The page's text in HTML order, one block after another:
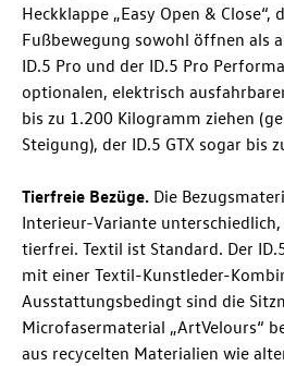
Heckklappe „Easy Open & Close“,
Fußbewegung sowohl öffnen als
ID.5 Pro und der ID.5 Pro
optionalen, elektrisch
bis zu 1.200 Kilogramm ziehen
Steigung), der ID.5 GTX sogar bis
Tierfreie Bezüge. Die
Interieur-Variante
tierfrei. Textil ist Standard. Der
mit einer Textil-Kunstleder-
Ausstattungsbedingt sind die
Microfasermaterial „ArtVelours“
aus recycelten Materialien wie